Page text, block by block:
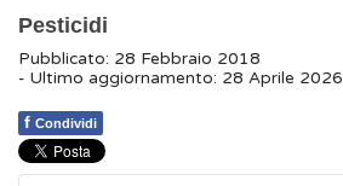
Pesticidi
Pubblicato: 28 Febbraio 2018
- Ultimo aggiornamento: 28 Aprile 2026
f Condividi